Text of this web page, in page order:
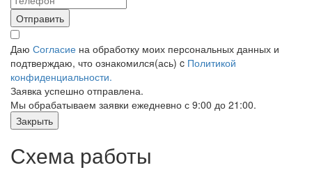
Отправить
Даю Согласие на обработку моих персональных данных и
подтверждаю, что ознакомился(ась) c Политикой
конфиденциальности.
Заявка успешно отправлена.
Мы обрабатываем заявки ежедневно с 9:00 до 21:00.
Закрыть
Схема работы